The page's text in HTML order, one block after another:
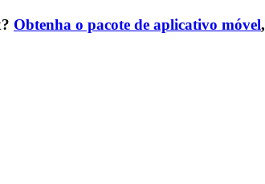
Obtenha o pacote de aplicativo móvel,